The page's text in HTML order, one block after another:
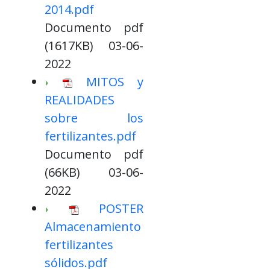
2014.pdf
Documento pdf
(1617KB) 03-06-
2022
MITOS y
REALIDADES
sobre los
fertilizantes.pdf
Documento pdf
(66KB) 03-06-
2022
POSTER
Almacenamiento
fertilizantes
sólidos.pdf